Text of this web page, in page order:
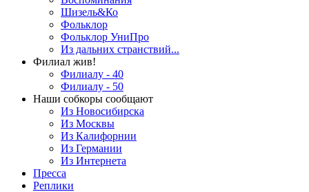
Шизель&Ко
Фольклор
Фольклор УниПро
Из дальних странствий...
Филиал жив!
Филиалу - 40
Филиалу - 50
Наши собкоры сообщают
Из Новосибирска
Из Москвы
Из Калифорнии
Из Германии
Из Интернета
Пресса
Реплики